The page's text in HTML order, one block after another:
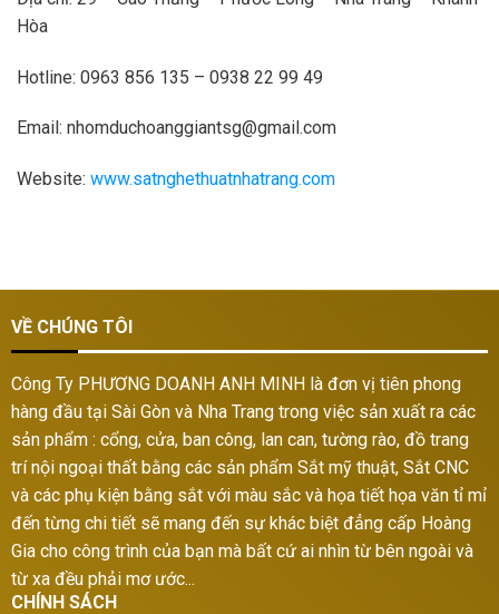
Hòa
Hotline: 0963 856 135 – 0938 22 99 49
Email: nhomduchoanggiantsg@gmail.com
Website: www.satnghethuatnhatrang.com
VỀ CHÚNG TÔI
Công Ty PHƯƠNG DOANH ANH MINH là đơn vị tiên phong
hàng đầu tại Sài Gòn và Nha Trang trong việc sản xuất ra các
sản phẩm : cổng, cửa, ban công, lan can, tường rào, đồ trang
trí nội ngoại thất bằng các sản phẩm Sắt mỹ thuật, Sắt CNC
và các phụ kiện bằng sắt với màu sắc và họa tiết họa văn tỉ mỉ
đến từng chi tiết sẽ mang đến sự khác biệt đẳng cấp Hoàng
Gia cho công trình của bạn mà bất cứ ai nhìn từ bên ngoài và
từ xa đều phải mơ ước...
CHÍNH SÁCH